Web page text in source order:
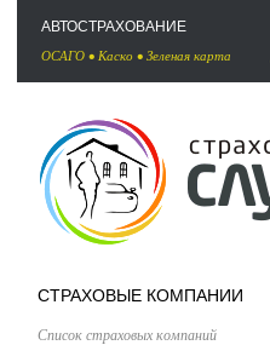
АВТОСТРАХОВАНИЕ
ОСАГО • Каско • Зеленая карта
СТРАХОВЫЕ КОМПАНИИ
Список страховых компаний